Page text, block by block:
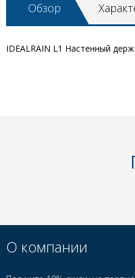
Обзор
IDEALRAIN L1 Настенный
О компании